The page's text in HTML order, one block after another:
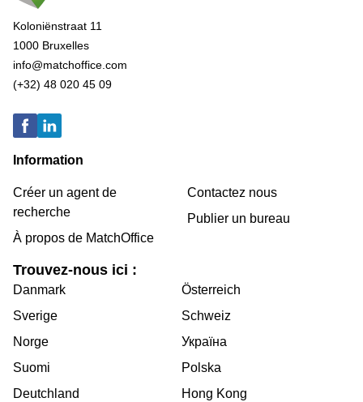
Koloniënstraat 11
1000 Bruxelles
info@matchoffice.com
(+32) 48 020 45 09
Information
Créer un agent de
recherche
À propos de MatchOffice
Contactez nous
Publier un bureau
Trouvez-nous ici :
Danmark
Sverige
Norge
Suomi
Deutchland
Österreich
Schweiz
Україна
Polska
Hong Kong